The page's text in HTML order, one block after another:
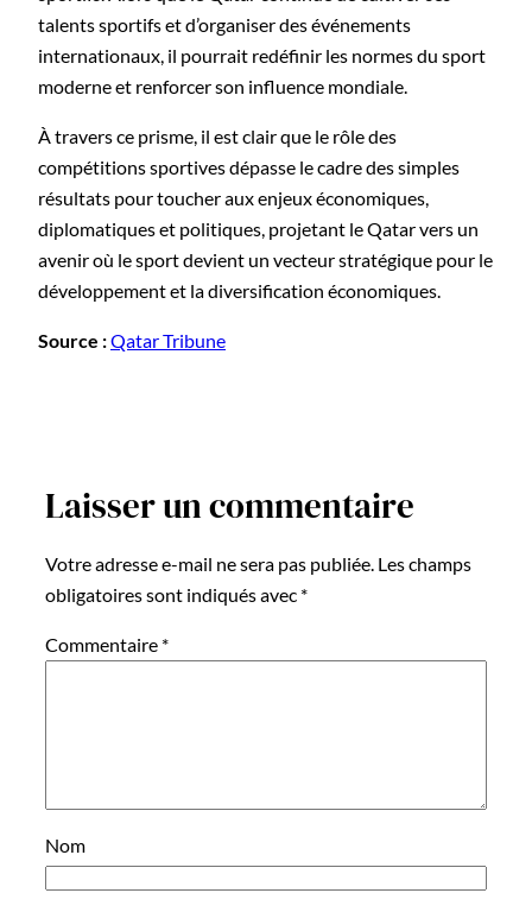
talents sportifs et d’organiser des événements
internationaux, il pourrait redéfinir les normes du sport
moderne et renforcer son influence mondiale.
À travers ce prisme, il est clair que le rôle des
compétitions sportives dépasse le cadre des simples
résultats pour toucher aux enjeux économiques,
diplomatiques et politiques, projetant le Qatar vers un
avenir où le sport devient un vecteur stratégique pour le
développement et la diversification économiques.
Source :Qatar Tribune
Laisser un commentaire
Votre adresse e-mail ne sera pas publiée. Les champs
obligatoires sont indiqués avec *
Commentaire *
Nom